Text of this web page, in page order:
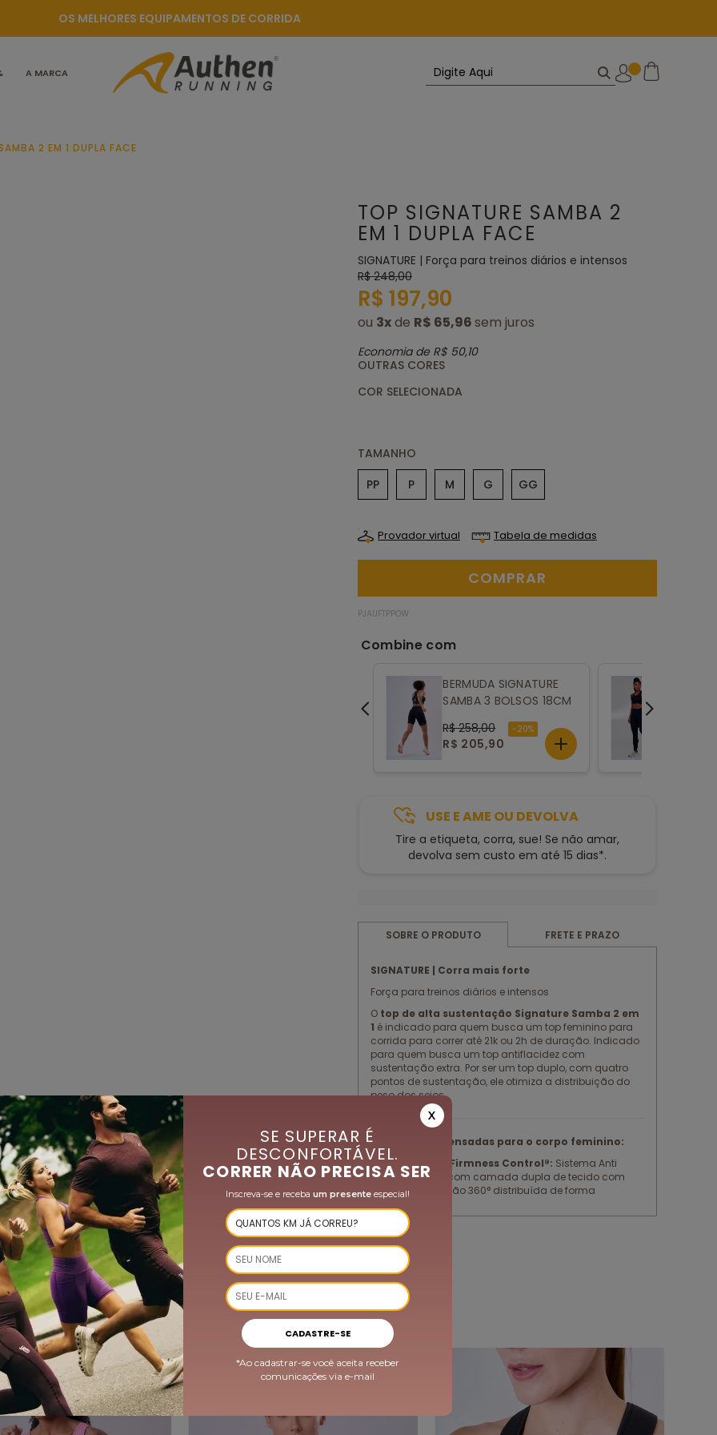
OS MELHORES EQUIPAMENTOS DE CORRIDA
A MARCA
2 EM 1 DUPLA FACE
TOP SIGNATURE SAMBA 2
EM 1 DUPLA FACE
SIGNATURE | Força para treinos diários e intensos
R$ 248,00
R$ 197,90
ou 3xde R$ 65,96
Economia de R$ 50,10
OUTRAS CORES
TAMANHO
PP
P M G GG
Provador virtual Tabela de medidas
PJAUFTPPOW
BERMUDA SIGNATURE
SAMBA 3 BOLSOS 18CM
R$ 258,00
R$ 205,90
-20%
USE E AME OU DEVOLVA
Tire a etiqueta, corra, sue! Se não amar,
devolva sem custo em até 15 dias*.
SOBRE O PRODUTO FRETE E PRAZO
SIGNATURE | Corra mais forte
Força para treinos diários e intensos
O top de alta sustentação Signature Samba 2 em
1 é indicado para quem busca um top feminino para
corrida para correr até 21k ou 2h de duração. Indicado
para quem busca um top antiflacidez com
sustentação extra. Por ser um top duplo, com quatro
pontos de sustentação, ele otimiza a distribuição do
peso dos seios.
Tecnologias pensadas para o corpo feminino:
Sistema Firmness Control®: Sistema Anti
Flacidez, com camada dupla de tecido com
compressão 360° distribuída de forma
muscular e, consequentemente, possíveis dores
e incômodos. Previne o rompimento dos
ligamentos das mamas pelo impacto, evitando
a flacidez.
Modelagem Exclusiva Authen:
com quatro pontos de sustentação que
otimizam distribuição do peso dos seios, com
Engenharia minuciosamente
pensada durante todo o processo de criação,
desenvolvimento e produção para reduzir ao
máximo os potenciais pontos de atrito na
construção dos produtos. Cada pequeno
detalhe é considerado na construção dos
QUEM VIU, COMPROU TAMBÉM
-35% -40%
X
SE SUPERAR É
DESCONFORTÁVEL.
CORRER NÃO PRECISA SER
Inscreva-se e receba um presenteespecial!
CADASTRE-SE
*Ao cadastrar-se você aceita receber
comunicações via e-mail